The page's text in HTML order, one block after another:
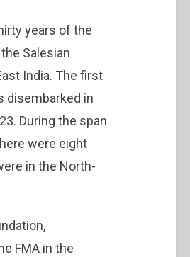
years of the
Salesian
India. The first
disembarked in
During the span
were eight
in the North-
FMA in the